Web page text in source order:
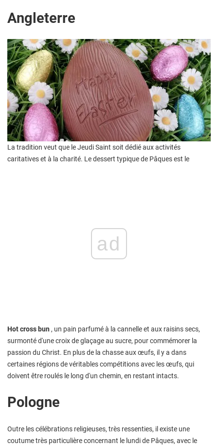
Angleterre
La tradition veut que le Jeudi Saint soit dédié aux activités
caritatives et à la charité. Le dessert typique de Pâques est le
ad
Hot cross bun , un pain parfumé à la cannelle et aux raisins secs,
surmonté d'une croix de glaçage au sucre, pour commémorer la
passion du Christ. En plus de la chasse aux œufs, il y a dans
certaines régions de véritables compétitions avec les œufs, qui
doivent être roulés le long d'un chemin, en restant intacts.
Pologne
Outre les célébrations religieuses, très ressenties, il existe une
coutume très particulière concernant le lundi de Pâques, avec le